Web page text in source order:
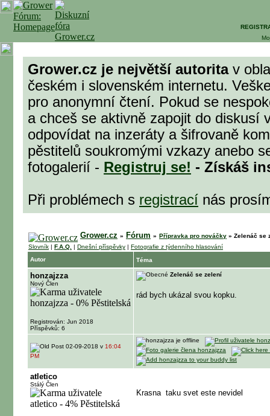
Grower.cz je největší autoritav
českém i slovenském internetu.
pro anonymní čtení. Pokud se
a chceš se aktivně zapojit do diskusí
odpovídat na inzeráty a šifrovaně
pěstitelů soukromými vzkazy anebo
fotogalerií - Registruj se! - Získáš
Při problémech s registrací nás
Grower.cz » Fórum » Přípravka pro nováčky » Zelenáč se
Slovník | F.A.Q. | Dnešní příspěvky | Fotografie z týdenního hlasování
Autor
Téma
honzajzza
Nový Člen
Registrován: Jun 2018
Příspěvků: 6
Zelenáč se zelení
rád bych ukázal svou kopku.
02-09-2018 v 16:04
PM
atletico
Stálý Člen
Krasna taku svet este nevidel